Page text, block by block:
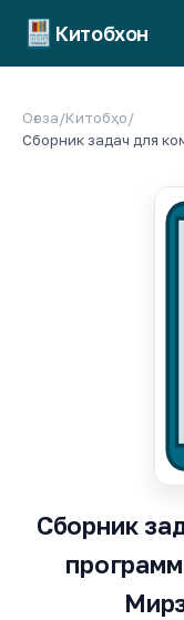
Китобхон
Оғоза/Китобҳо/
Сборник задач для
Сборник